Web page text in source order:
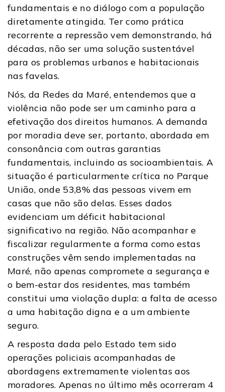
fundamentais e no diálogo com a população
diretamente atingida. Ter como prática
recorrente a repressão vem demonstrando, há
décadas, não ser uma solução sustentável
para os problemas urbanos e habitacionais
nas favelas.
Nós, da Redes da Maré, entendemos que a
violência não pode ser um caminho para a
efetivação dos direitos humanos. A demanda
por moradia deve ser, portanto, abordada em
consonância com outras garantias
fundamentais, incluindo as socioambientais. A
situação é particularmente crítica no Parque
União, onde 53,8% das pessoas vivem em
casas que não são delas. Esses dados
evidenciam um déficit habitacional
significativo na região. Não acompanhar e
fiscalizar regularmente a forma como estas
construções vêm sendo implementadas na
Maré, não apenas compromete a segurança e
o bem-estar dos residentes, mas também
constitui uma violação dupla: a falta de acesso
a uma habitação digna e a um ambiente
seguro.
A resposta dada pelo Estado tem sido
operações policiais acompanhadas de
abordagens extremamente violentas aos
moradores. Apenas no último mês ocorreram 4